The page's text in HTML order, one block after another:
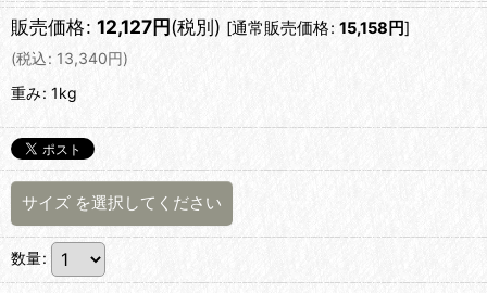
販売価格: 12,127円(税別) [通常販売価格: 15,158 円]
(税込: 13,340円)
重み: 1kg
サイズ を選択してください
数量: